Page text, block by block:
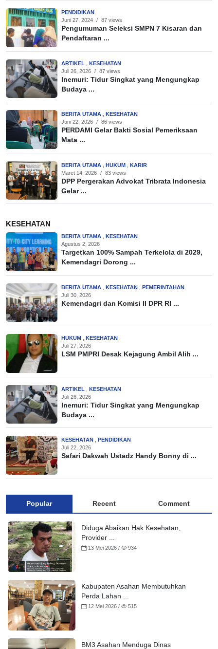
PENDIDIKAN
Juni 27, 2024 / 87 views
Pengumuman Seleksi SMPN 7 Kisaran dan
Pendaftaran ...
ARTIKEL
KESEHATAN
Juli 26, 2026 / 87 views
Inemuri: Tidur Singkat yang Mengungkap
Budaya ...
BERITA UTAMA
KESEHATAN
Juni 22, 2026 / 86 views
PERDAMI Gelar Bakti Sosial Pemeriksaan
Mata ...
BERITA UTAMA HUKUM
KARIR
Maret 14, 2026 / 83 views
DPP Pergerakan Advokat Tribrata Indonesia
Gelar ...
KESEHATAN
BERITA UTAMA
KESEHATAN
Agustus 2, 2026
Targetkan 100% Sampah Terkelola di 2029,
Kemendagri Dorong ...
BERITA UTAMA KESEHATAN
PEMERINTAHAN
Juli 30, 2026
Kemendagri dan Komisi II DPR RI ...
HUKUM
KESEHATAN
Juli 27, 2026
LSM PMPRI Desak Kejagung Ambil Alih ...
ARTIKEL
KESEHATAN
Juli 26, 2026
Inemuri: Tidur Singkat yang Mengungkap
Budaya ...
KESEHATAN
PENDIDIKAN
Juli 22, 2026
Safari Dakwah Ustadz Handy Bonny di ...
Popular Recent Comment
Diduga Abaikan Hak Kesehatan,
Provider ...
13 Mei 2026 / 934
Kabupaten Asahan Membutuhkan
Perda Lahan ...
12 Mei 2026 / 515
BM3 Asahan Menduga Dinas